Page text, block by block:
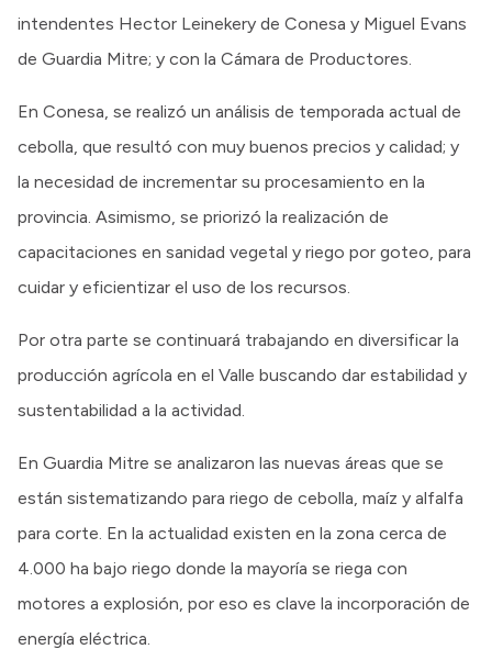
intendentes Hector Leinekery de Conesa y Miguel Evans
de Guardia Mitre; y con la Cámara de Productores.
En Conesa, se realizó un análisis de temporada actual de
cebolla, que resultó con muy buenos precios y calidad; y
la necesidad de incrementar su procesamiento en la
provincia. Asimismo, se priorizó la realización de
capacitaciones en sanidad vegetal y riego por goteo, para
cuidar y eficientizar el uso de los recursos.
Por otra parte se continuará trabajando en diversificar la
producción agrícola en el Valle buscando dar estabilidad y
sustentabilidad a la actividad.
En Guardia Mitre se analizaron las nuevas áreas que se
están sistematizando para riego de cebolla, maíz y alfalfa
para corte. En la actualidad existen en la zona cerca de
4.000 ha bajo riego donde la mayoría se riega con
motores a explosión, por eso es clave la incorporación de
energía eléctrica.